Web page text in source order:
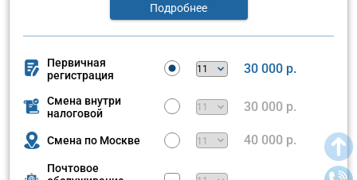
Подробнее
Первичная
регистрация
30 000 р.
Смена внутри
налоговой
30 000 р.
Смена по Москве 40 000 р.
Почтовое